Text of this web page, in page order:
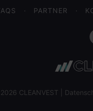
PARTNER
CLEANVEST |